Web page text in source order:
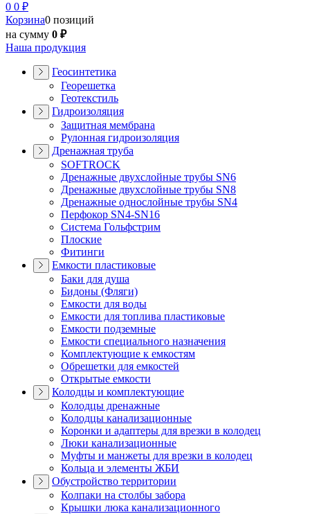
0 0 ₽
Корзина0 позиций
на сумму 0 ₽
Наша продукция
Геосинтетика
Георешетка
Геотекстиль
Гидроизоляция
Защитная мембрана
Рулонная гидроизоляция
Дренажная труба
SOFTROCK
Дренажные двухслойные трубы SN6
Дренажные двухслойные трубы SN8
Дренажные однослойные трубы SN4
Перфокор SN4-SN16
Система Гольфстрим
Плоские
Фитинги
Емкости пластиковые
Баки для душа
Бидоны (Фляги)
Емкости для воды
Емкости для топлива пластиковые
Емкости подземные
Емкости специального назначения
Комплектующие к емкостям
Обрешетки для емкостей
Открытые емкости
Колодцы и комплектующие
Колодцы дренажные
Колодцы канализационные
Коронки и адаптеры для врезки в колодец
Люки канализационные
Муфты и манжеты для врезки в колодец
Кольца и элементы ЖБИ
Обустройство территории
Колпаки на столбы забора
Крышки люка канализационного